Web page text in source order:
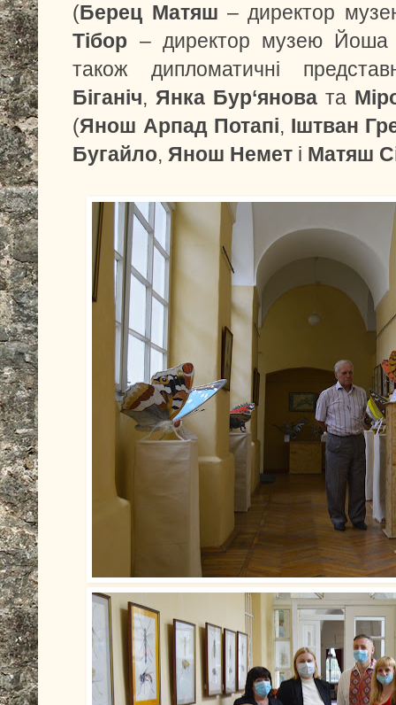
(Берец Матяш – директор
Тібор – директор музею Йоша
також дипломатичні
Біганіч, Янка Бур‘янова та
(Янош Арпад Потапі, Іштван
Бугайло, Янош Немет і Матяш